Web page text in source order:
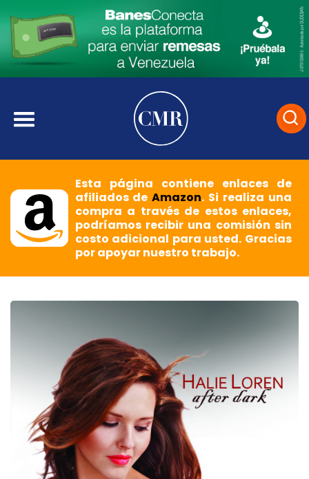
Esta página contiene enlaces de
afiliados deAmazon. Si realiza una
compra a través de estos enlaces,
podríamos recibir una comisión sin
costo adicional para usted. Gracias
por apoyar nuestro trabajo.